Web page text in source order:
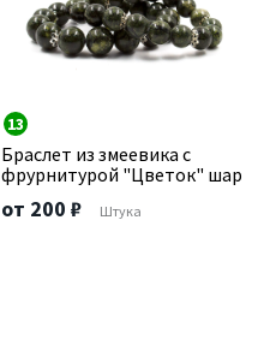
13
Браслет из змеевика с
фрурнитурой "Цветок" шар
от 200 ₽ Штука